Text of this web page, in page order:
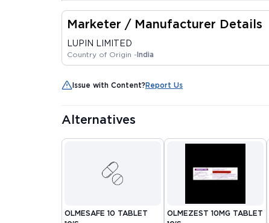
Marketer / Manufacturer Details
LUPIN LIMITED
Country of Origin -India
Issue with Content?Report Us
Alternatives
OLMESAFE 10 TABLET
OLMEZEST 10MG TABLET